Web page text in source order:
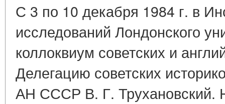
С 3 по 10 декабря 1984 г. в
исследований Лондонского
коллоквиум советских и
Делегацию советских
АН СССР В. Г. Трухановский.